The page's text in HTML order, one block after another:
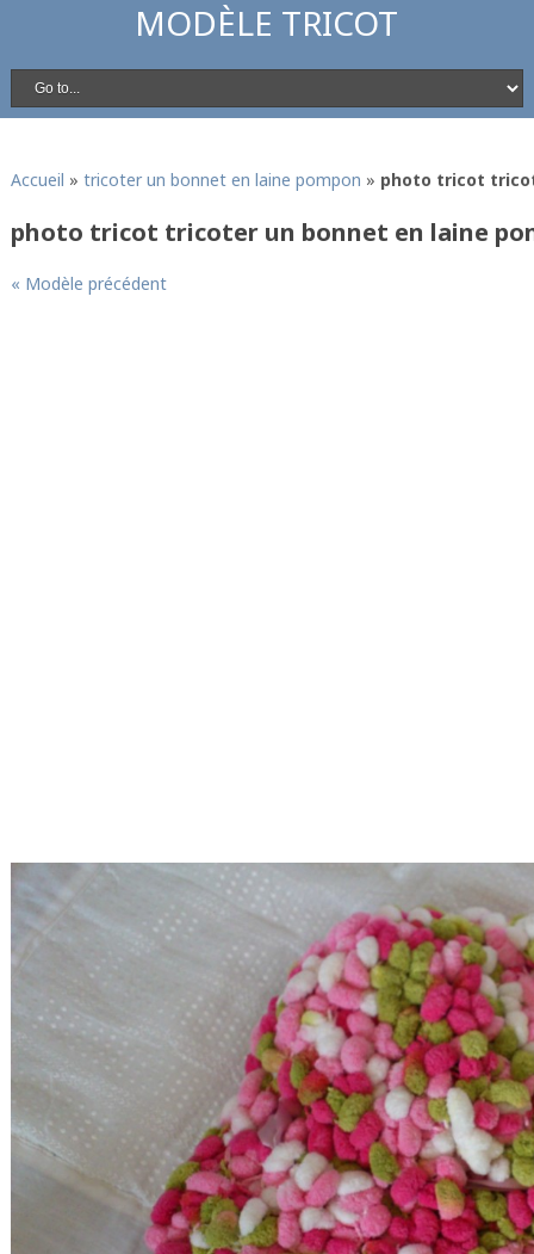
MODÈLE TRICOT
Accueil » tricoter un bonnet en laine pompon » photo tricot
photo tricot tricoter un bonnet en laine
« Modèle précédent